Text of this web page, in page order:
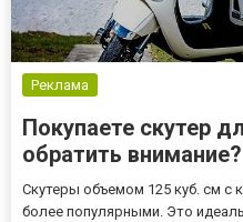
Реклама
Покупаете скутер
обратить внимание?
Скутеры объемом 125 куб. см с
более популярными. Это